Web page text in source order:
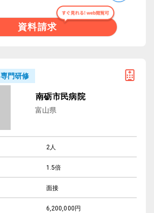
資料請求
専門研修
南砺市民病院
富山県
2人
1.5倍
面接
6,200,000円